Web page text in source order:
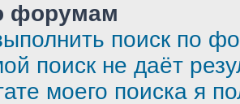
форумам
поиск по
поиск не даёт
моего поиска я